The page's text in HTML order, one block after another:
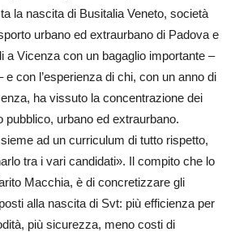
la nascita di Busitalia Veneto, società
urbano ed extraurbano di Padova e
a Vicen­za con un bagaglio importante –
con l’es­pe­rienza di chi, con un anno di
ha vissuto la concentrazione dei
pubblico, urbano ed extraurbano.
ad un curriculum di tutto rispetto,
tra i vari candidati». Il compito che lo
Macchia, è di concretizzare gli
alla nascita di Svt: più efficienza per
più sicurezza, meno costi di